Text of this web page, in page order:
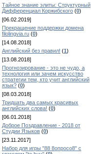
Тайное знание элиты: Структурный
Дифференциал Коржибского (0)
[06.02.2019]
Прекращение поддержки домена
filolingvia.ru (0)
[14.08.2018]
Английский без правил! (1)
[13.08.2018]
Прогнозирование - это не чудо, а
технология или зачем искусство
стратегии тем, кто учит английский
язык? (0)
[08.03.2018]
Тридцать два самых красивых
английских слова! (0)
[06.01.2018]
Доброе Поздравление - 2018 от
Студии Языков (0)
[23.11.2017]
Набор для игры "88 8опросо8" с